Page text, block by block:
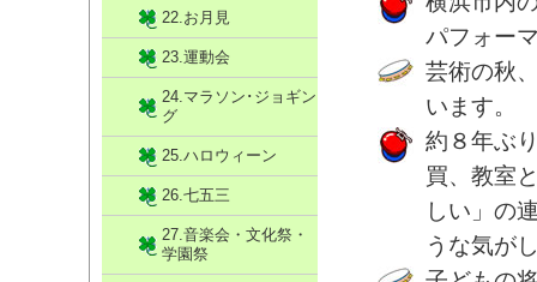
パフォー
芸術の秋
います。
約８年ぶ
買、教室
しい」の
うな気が
22.お月見
23.運動会
24.マラソン･ジョギン
グ
25.ハロウィーン
26.七五三
27.音楽会・文化祭・
学園祭